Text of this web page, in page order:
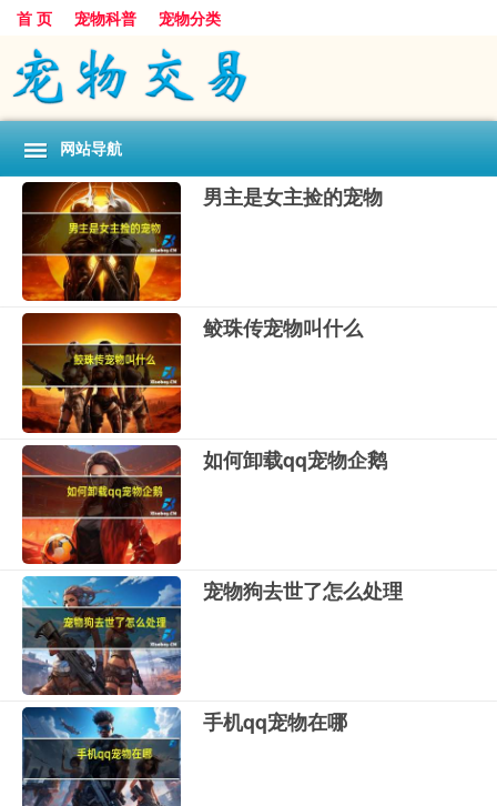
首 页 宠物科普 宠物分类
网站导航
男主是女主捡的宠物
鲛珠传宠物叫什么
如何卸载qq宠物企鹅
宠物狗去世了怎么处理
手机qq宠物在哪